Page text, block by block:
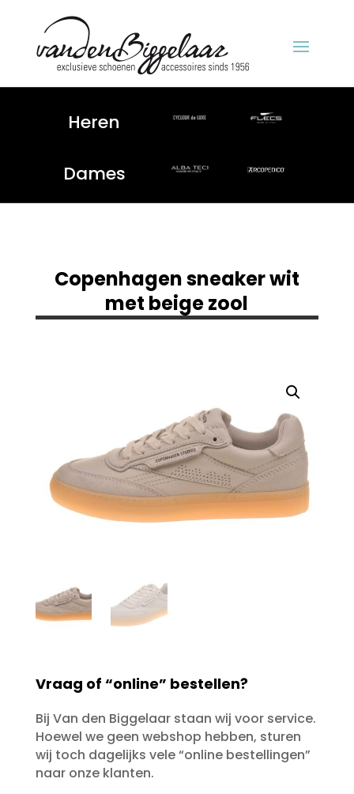
Heren
Dames
Copenhagen sneaker wit
met beige zool
Vraag of “online” bestellen?
Bij Van den Biggelaar staan wij voor service.
Hoewel we geen webshop hebben, sturen
wij toch dagelijks vele “online bestellingen”
naar onze klanten.